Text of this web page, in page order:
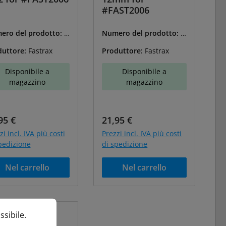
del prodotto: F
Fastrax
Disponibile a
magazzino
normale:
€
incl. IVA più costi
Nel carrello
#FAST2006
Numero del prodotto: F
Produttore: Fastrax
Disponibile a
magazzino
Prezzo normale:
21,95 €
Prezzi incl. IVA più costi
di spedizione
Nel carrello
Ulteriori informazioni...